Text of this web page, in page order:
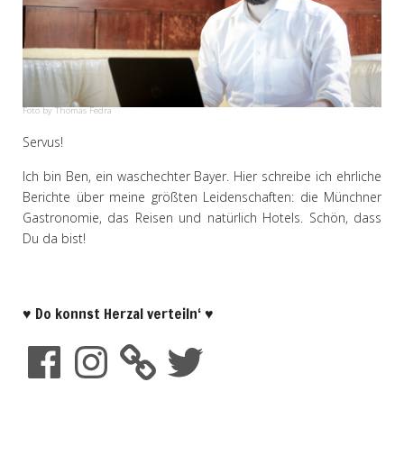
Foto by Thomas Fedra
Servus!
Ich bin Ben, ein waschechter Bayer. Hier schreibe ich ehrliche
Berichte über meine größten Leidenschaften: die Münchner
Gastronomie, das Reisen und natürlich Hotels. Schön, dass
Du da bist!
♥ Do konnst Herzal verteiln‘ ♥